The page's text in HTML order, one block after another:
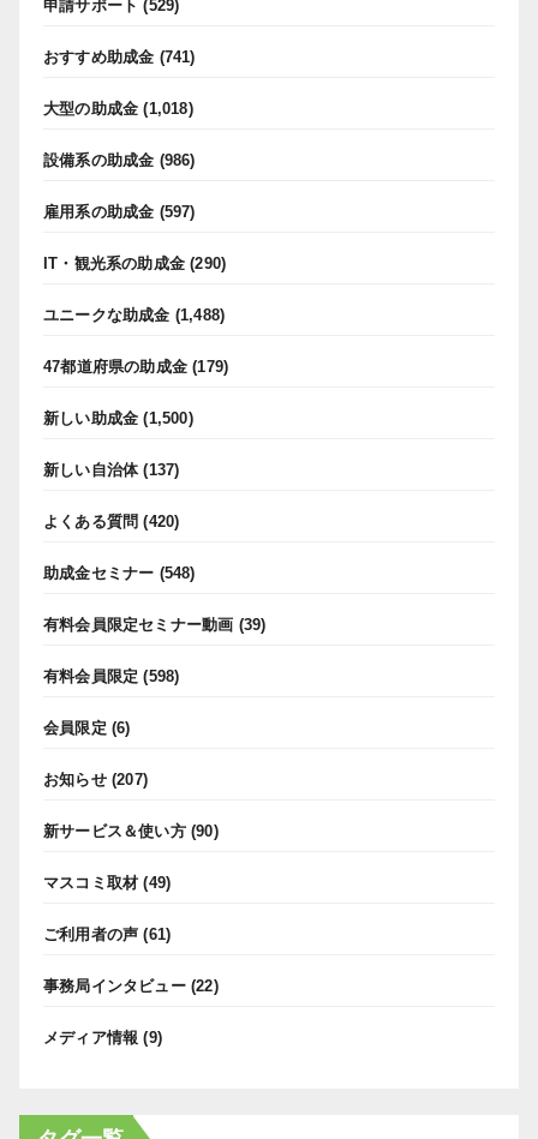
申請サポート (529)
おすすめ助成金 (741)
大型の助成金 (1,018)
設備系の助成金 (986)
雇用系の助成金 (597)
IT・観光系の助成金 (290)
ユニークな助成金 (1,488)
47都道府県の助成金 (179)
新しい助成金 (1,500)
新しい自治体(137)
よくある質問 (420)
助成金セミナー (548)
有料会員限定セミナー動画 (39)
有料会員限定 (598)
会員限定 (6)
お知らせ(207)
新サービス＆使い方(90)
マスコミ取材 (49)
ご利用者の声 (61)
事務局インタビュー(22)
メディア情報 (9)